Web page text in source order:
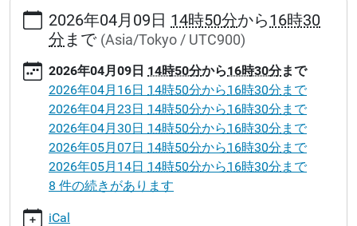
https://d4407.kankyo-
u.ac.jp/events/cqyaig
2026年04月09日 14時50分から16時30
分まで (Asia/Tokyo / UTC900)
2026年04月09日 14時50分から16時30分まで
2026年04月16日 14時50分から16時30分 まで
2026年04月23日 14時50分から16時30分 まで
2026年04月30日 14時50分から16時30分 まで
2026年05月07日 14時50分から16時30分 まで
2026年05月14日 14時50分から16時30分 まで
8 件の続きがあります
iCal